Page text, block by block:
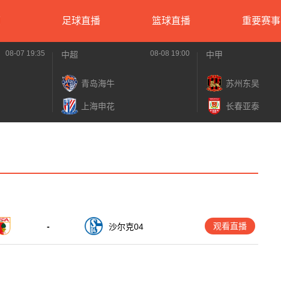
足球直播 篮球直播 重要赛事
08-07 19:35 中超 08-08 19:00
青岛海牛
上海申花
中甲
苏州东吴
长春亚泰
- 沙尔克04 观看直播